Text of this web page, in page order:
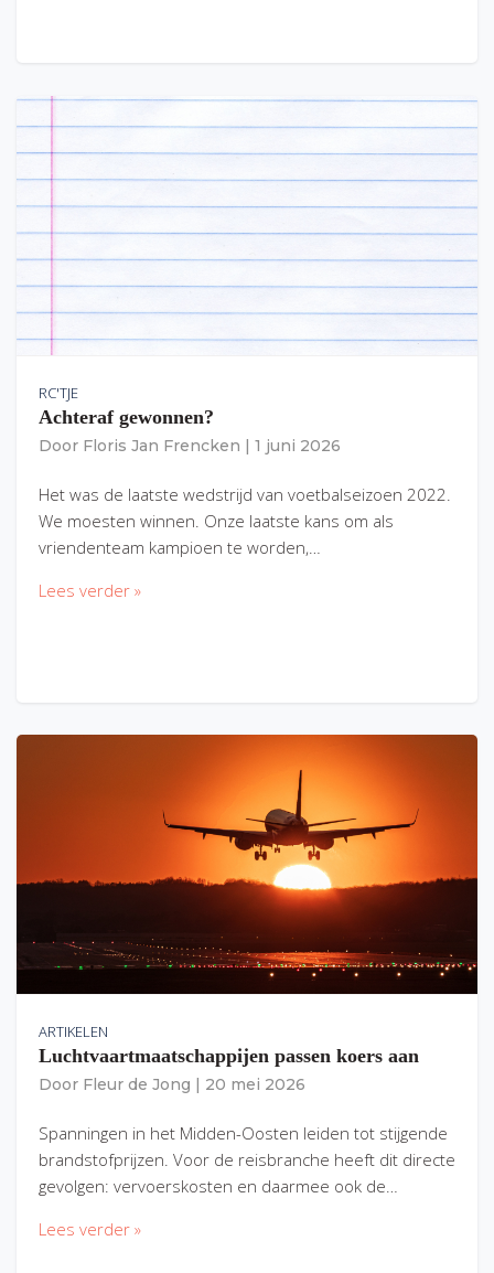
RC'TJE
Achteraf gewonnen?
Door Floris Jan Frencken 1 juni 2026
Het was de laatste wedstrijd van voetbalseizoen 2022.
We moesten winnen. Onze laatste kans om als
vriendenteam kampioen te worden,…
Lees verder »
ARTIKELEN
Luchtvaartmaatschappijen passen koers aan
Door Fleur de Jong 20 mei 2026
Spanningen in het Midden-Oosten leiden tot stijgende
brandstofprijzen. Voor de reisbranche heeft dit directe
gevolgen: vervoerskosten en daarmee ook de…
Lees verder »